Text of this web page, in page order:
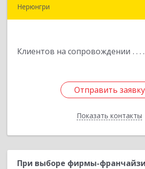
Нерюнгри
Клиентов на сопровождении
Отправить заявку
Показать контакты
Отправить заявку
Назад
При выборе фирмы-